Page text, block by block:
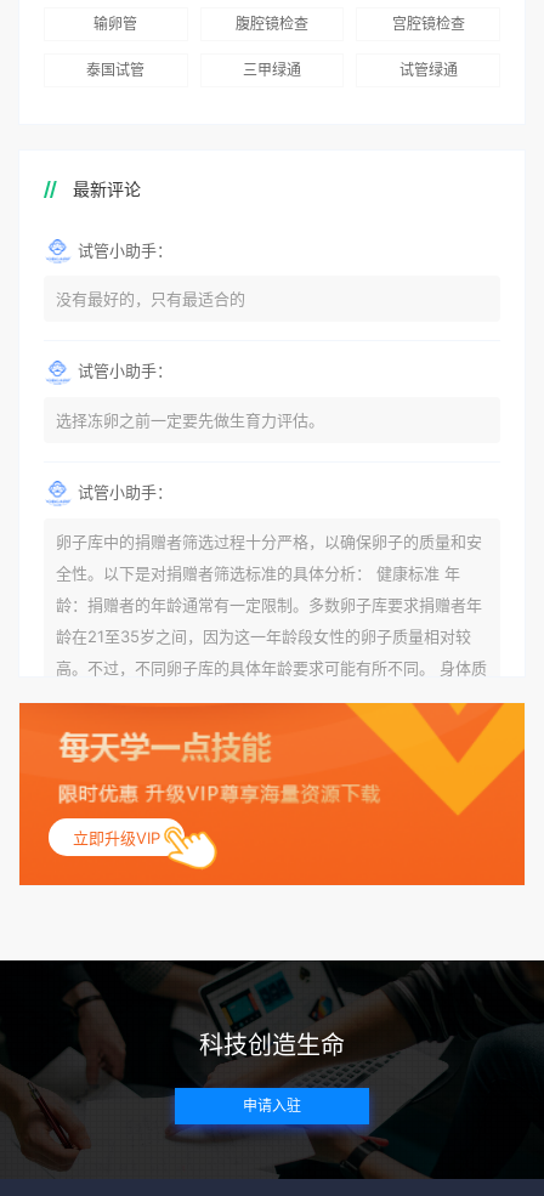
输卵管 腹腔镜检查 宫腔镜检查
泰国试管 三甲绿通 试管绿通
最新评论
试管小助手：
没有最好的，只有最适合的
试管小助手：
选择冻卵之前一定要先做生育力评估。
试管小助手：
卵子库中的捐赠者筛选过程十分严格，以确保卵子的质量和安
全性。以下是对捐赠者筛选标准的具体分析： 健康标准 年
龄：捐赠者的年龄通常有一定限制。多数卵子库要求捐赠者年
龄在21至35岁之间，因为这一年龄段女性的卵子质量相对较
高。不过，不同卵子库的具体年龄要求可能有所不同。 身体质
量指数（BMI）：捐赠者的BMI通常需要在正常范围内，以确
保其身体健康状况良好。过高的BMI可能与多种健康问题相关
联，包括不孕症和妊娠并发症。 生殖健康：捐赠者需要有规律
的月经期，无生殖障碍或异常问题。此外，还需要进行详细的
妇科检查，以确保其生殖系统的健康。 遗传病史与家族病史：
捐赠者及其家庭成员需要无严重的遗传病史、精神病史和传染
病史。这通常需要通过基因检测、家族史调查和医疗记录审查
带任何可传染给受卵者的病原体。 药物与生活习惯：捐赠者需
要是非尼古丁使用者、非吸烟者、非吸毒者，并且未使用可能
影响卵子质量的药物，如某些精神药物和避孕植入物。 学历与
心理标准 学历要求：部分卵子库对捐赠者的学历有一定要求，
但这并非普遍标准。一些卵子库可能更倾向于选择受过高等教
育的女性作为捐赠者，但这并不是绝对的筛选条件。 心理状态
评估：捐赠者需要进行心理状态评估，以确定其对捐赠过程的
立即升级VIP
科技创造生命
申请入驻